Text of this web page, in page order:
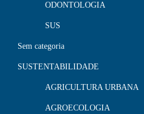
ODONTOLOGIA
SUS
Sem categoria
SUSTENTABILIDADE
AGRICULTURA URBANA
AGROECOLOGIA